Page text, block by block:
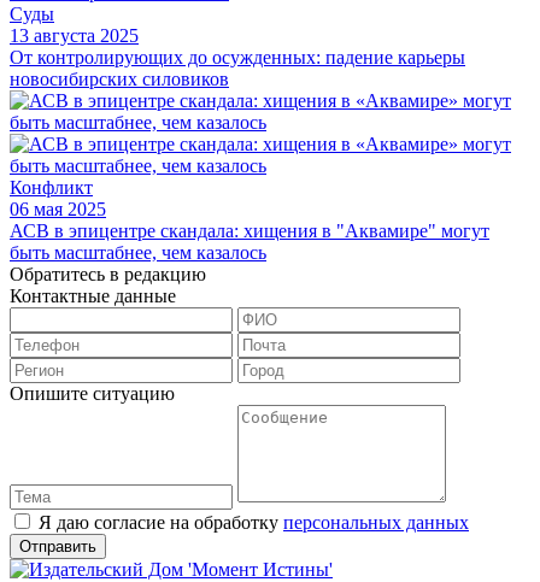
Суды
13 августа 2025
От контролирующих до осужденных: падение карьеры
новосибирских силовиков
Конфликт
06 мая 2025
АСВ в эпицентре скандала: хищения в "Аквамире" могут
быть масштабнее, чем казалось
Обратитесь в редакцию
Контактные данные
Опишите ситуацию
Я даю согласие на обработку персональных данных